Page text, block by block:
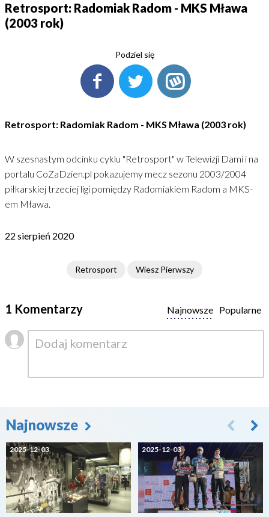
Retrosport: Radomiak Radom - MKS Mława
(2003 rok)
Podziel się
Retrosport: Radomiak Radom - MKS Mława (2003 rok)
W szesnastym odcinku cyklu "Retrosport" w Telewizji Dami i na
portalu CoZaDzien.pl pokazujemy mecz sezonu 2003/2004
piłkarskiej trzeciej ligi pomiędzy Radomiakiem Radom a MKS-
em Mława.
22 sierpień 2020
Retrosport Wiesz Pierwszy
1 Komentarzy Popularne
Najnowsze
Najnowsze
2025-12-03 2025-12-03